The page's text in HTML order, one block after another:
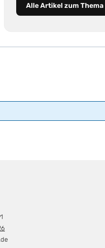
Alle Artikel zum Thema